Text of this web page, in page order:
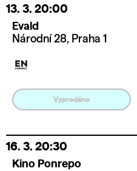
13. 3. 20:00
Evald
Národní 28, Praha 1
Vyprodáno
16. 3. 20:30
Kino Ponrepo